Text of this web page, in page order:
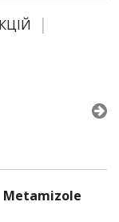
Metamizole